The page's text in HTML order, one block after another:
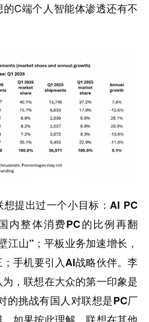
C端个人智能体渗透还有不
想提出过一个小目标：AI PC
内整体消费PC的比例再翻
江山”；平板业务加速增长，
手机要引入AI战略伙伴。李
，联想在大众的第一印象是
的挑战有国人对联想是PC厂